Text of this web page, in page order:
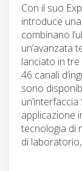
Con il suo
introduce
combinano
un’avanzata
lanciato in
46 canali
sono
applicazione
tecnologia di
di